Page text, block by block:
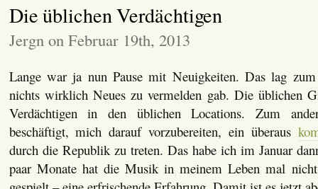
Die üblichen Verdächtigen
Jergn on Februar 19th, 2013
Lange war ja nun Pause mit Neuigkeiten. Das lag
nichts wirklich Neues zu vermelden gab. Die üblichen
Verdächtigen in den üblichen Locations. Zum
beschäftigt, mich darauf vorzubereiten, ein überaus
durch die Republik zu treten. Das habe ich im Januar
paar Monate hat die Musik in meinem Leben mal